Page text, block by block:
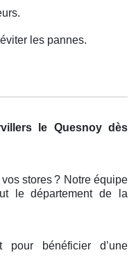
les pannes.
le Quesnoy dès
stores? Notre équipe
le département de la
pour bénéficier d’une